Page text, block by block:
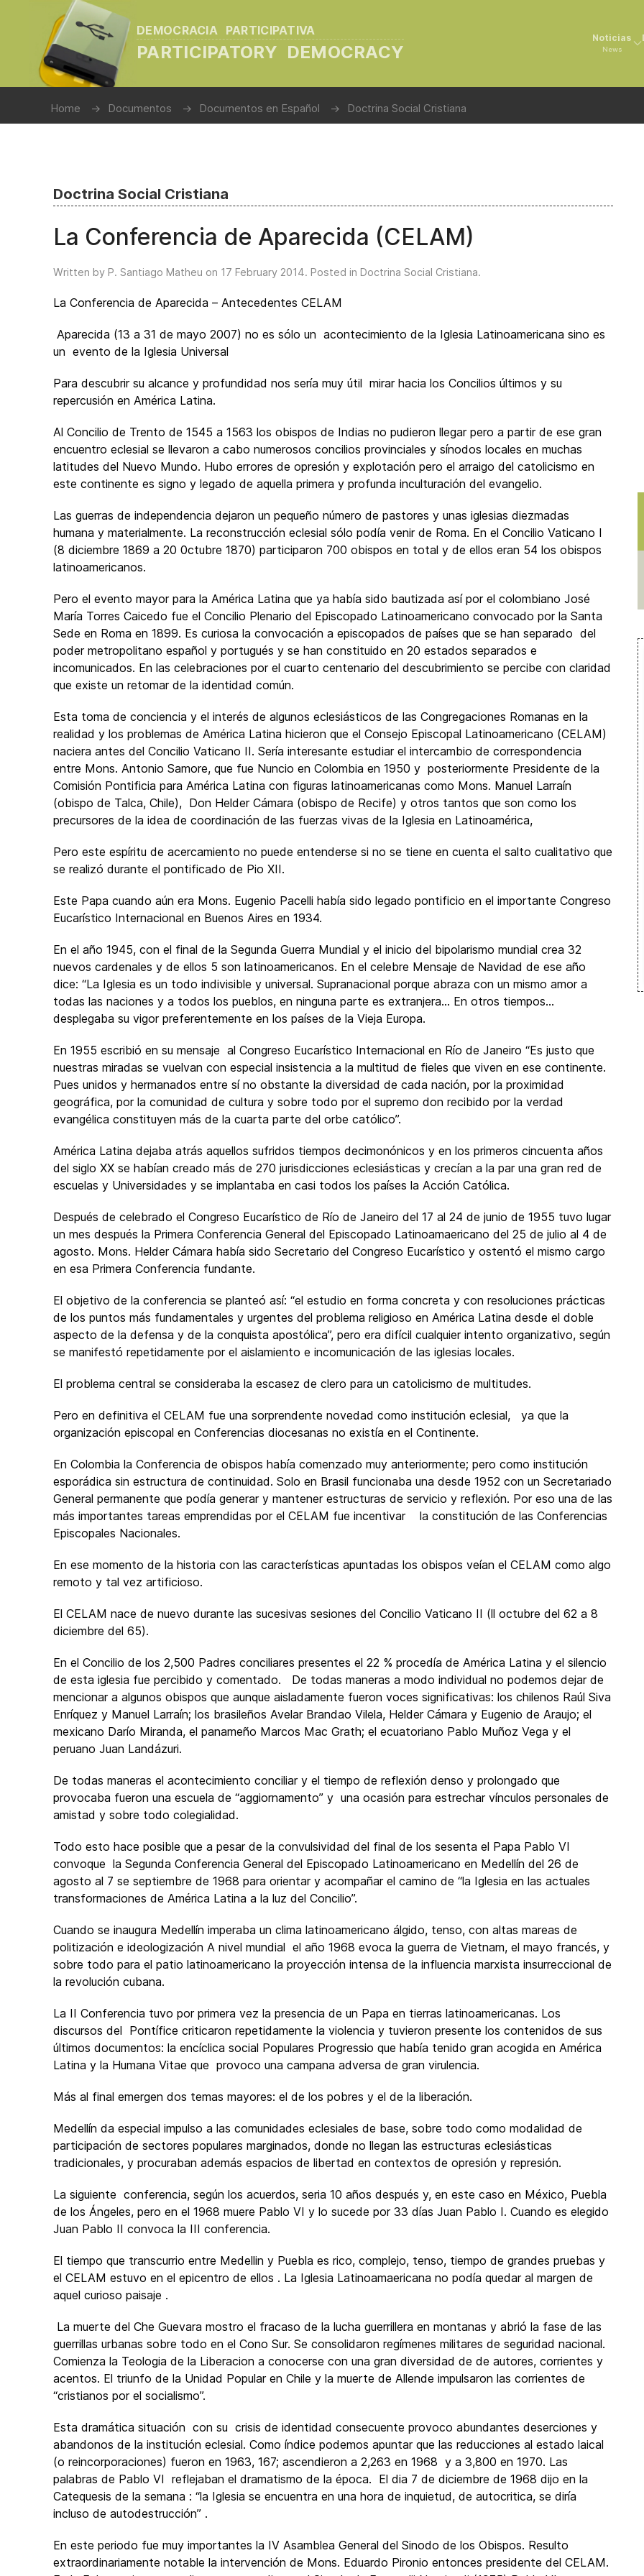
DEMOCRACIA PARTICIPATIVA
PARTICIPATORY DEMOCRACY
Noticias
News
Home Documentos Documentos en Español Doctrina Social Cristiana
Doctrina Social Cristiana
La Conferencia de Aparecida (CELAM)
Written by P. Santiago Matheu on 17 February 2014. Posted in Doctrina Social Cristiana.
La Conferencia de Aparecida – Antecedentes CELAM
Aparecida (13 a 31 de mayo 2007) no es sólo un acontecimiento de la Iglesia Latinoamericana sino es
un evento de la Iglesia Universal
Para descubrir su alcance y profundidad nos sería muy útil mirar hacia los Concilios últimos y su
repercusión en América Latina.
Al Concilio de Trento de 1545 a 1563 los obispos de Indias no pudieron llegar pero a partir de ese gran
encuentro eclesial se llevaron a cabo numerosos concilios provinciales y sínodos locales en muchas
latitudes del Nuevo Mundo. Hubo errores de opresión y explotación pero el arraigo del catolicismo en
este continente es signo y legado de aquella primera y profunda inculturación del evangelio.
Las guerras de independencia dejaron un pequeño número de pastores y unas iglesias diezmadas
humana y materialmente. La reconstrucción eclesial sólo podía venir de Roma. En el Concilio Vaticano I
(8 diciembre 1869 a 20 0ctubre 1870) participaron 700 obispos en total y de ellos eran 54 los obispos
latinoamericanos.
Pero el evento mayor para la América Latina que ya había sido bautizada así por el colombiano José
María Torres Caicedo fue el Concilio Plenario del Episcopado Latinoamericano convocado por la Santa
Sede en Roma en 1899. Es curiosa la convocación a episcopados de países que se han separado del
poder metropolitano español y portugués y se han constituido en 20 estados separados e
incomunicados. En las celebraciones por el cuarto centenario del descubrimiento se percibe con claridad
que existe un retomar de la identidad común.
Esta toma de conciencia y el interés de algunos eclesiásticos de las Congregaciones Romanas en la
realidad y los problemas de América Latina hicieron que el Consejo Episcopal Latinoamericano (CELAM)
naciera antes del Concilio Vaticano II. Sería interesante estudiar el intercambio de correspondencia
entre Mons. Antonio Samore, que fue Nuncio en Colombia en 1950 y posteriormente Presidente de la
Comisión Pontificia para América Latina con figuras latinoamericanas como Mons. Manuel Larraín
(obispo de Talca, Chile), Don Helder Cámara (obispo de Recife) y otros tantos que son como los
precursores de la idea de coordinación de las fuerzas vivas de la Iglesia en Latinoamérica,
Pero este espíritu de acercamiento no puede entenderse si no se tiene en cuenta el salto cualitativo que
se realizó durante el pontificado de Pio XII.
Este Papa cuando aún era Mons. Eugenio Pacelli había sido legado pontificio en el importante Congreso
Eucarístico Internacional en Buenos Aires en 1934.
En el año 1945, con el final de la Segunda Guerra Mundial y el inicio del bipolarismo mundial crea 32
nuevos cardenales y de ellos 5 son latinoamericanos. En el celebre Mensaje de Navidad de ese año
dice: “La Iglesia es un todo indivisible y universal. Supranacional porque abraza con un mismo amor a
todas las naciones y a todos los pueblos, en ninguna parte es extranjera… En otros tiempos…
desplegaba su vigor preferentemente en los países de la Vieja Europa.
En 1955 escribió en su mensaje al Congreso Eucarístico Internacional en Río de Janeiro “Es justo que
nuestras miradas se vuelvan con especial insistencia a la multitud de fieles que viven en ese continente.
Pues unidos y hermanados entre sí no obstante la diversidad de cada nación, por la proximidad
geográfica, por la comunidad de cultura y sobre todo por el supremo don recibido por la verdad
evangélica constituyen más de la cuarta parte del orbe católico”.
América Latina dejaba atrás aquellos sufridos tiempos decimonónicos y en los primeros cincuenta años
del siglo XX se habían creado más de 270 jurisdicciones eclesiásticas y crecían a la par una gran red de
escuelas y Universidades y se implantaba en casi todos los países la Acción Católica.
Después de celebrado el Congreso Eucarístico de Río de Janeiro del 17 al 24 de junio de 1955 tuvo lugar
un mes después la Primera Conferencia General del Episcopado Latinoamaericano del 25 de julio al 4 de
agosto. Mons. Helder Cámara había sido Secretario del Congreso Eucarístico y ostentó el mismo cargo
en esa Primera Conferencia fundante.
El objetivo de la conferencia se planteó así: “el estudio en forma concreta y con resoluciones prácticas
de los puntos más fundamentales y urgentes del problema religioso en América Latina desde el doble
aspecto de la defensa y de la conquista apostólica”, pero era difícil cualquier intento organizativo, según
se manifestó repetidamente por el aislamiento e incomunicación de las iglesias locales.
El problema central se consideraba la escasez de clero para un catolicismo de multitudes.
Pero en definitiva el CELAM fue una sorprendente novedad como institución eclesial, ya que la
organización episcopal en Conferencias diocesanas no existía en el Continente.
En Colombia la Conferencia de obispos había comenzado muy anteriormente; pero como institución
esporádica sin estructura de continuidad. Solo en Brasil funcionaba una desde 1952 con un Secretariado
General permanente que podía generar y mantener estructuras de servicio y reflexión. Por eso una de las
más importantes tareas emprendidas por el CELAM fue incentivar la constitución de las Conferencias
Episcopales Nacionales.
En ese momento de la historia con las características apuntadas los obispos veían el CELAM como algo
remoto y tal vez artificioso.
El CELAM nace de nuevo durante las sucesivas sesiones del Concilio Vaticano II (ll octubre del 62 a 8
diciembre del 65).
En el Concilio de los 2,500 Padres conciliares presentes el 22 % procedía de América Latina y el silencio
de esta iglesia fue percibido y comentado. De todas maneras a modo individual no podemos dejar de
mencionar a algunos obispos que aunque aisladamente fueron voces significativas: los chilenos Raúl Siva
Enríquez y Manuel Larraín; los brasileños Avelar Brandao Vilela, Helder Cámara y Eugenio de Araujo; el
mexicano Darío Miranda, el panameño Marcos Mac Grath; el ecuatoriano Pablo Muñoz Vega y el
peruano Juan Landázuri.
De todas maneras el acontecimiento conciliar y el tiempo de reflexión denso y prolongado que
provocaba fueron una escuela de “aggiornamento” y una ocasión para estrechar vínculos personales de
amistad y sobre todo colegialidad.
Todo esto hace posible que a pesar de la convulsividad del final de los sesenta el Papa Pablo VI
convoque la Segunda Conferencia General del Episcopado Latinoamericano en Medellín del 26 de
agosto al 7 se septiembre de 1968 para orientar y acompañar el camino de “la Iglesia en las actuales
transformaciones de América Latina a la luz del Concilio”.
Cuando se inaugura Medellín imperaba un clima latinoamericano álgido, tenso, con altas mareas de
politización e ideologización A nivel mundial el año 1968 evoca la guerra de Vietnam, el mayo francés, y
sobre todo para el patio latinoamericano la proyección intensa de la influencia marxista insurreccional de
la revolución cubana.
La II Conferencia tuvo por primera vez la presencia de un Papa en tierras latinoamericanas. Los
discursos del Pontífice criticaron repetidamente la violencia y tuvieron presente los contenidos de sus
últimos documentos: la encíclica social Populares Progressio que había tenido gran acogida en América
Latina y la Humana Vitae que provoco una campana adversa de gran virulencia.
Más al final emergen dos temas mayores: el de los pobres y el de la liberación.
Medellín da especial impulso a las comunidades eclesiales de base, sobre todo como modalidad de
participación de sectores populares marginados, donde no llegan las estructuras eclesiásticas
tradicionales, y procuraban además espacios de libertad en contextos de opresión y represión.
La siguiente conferencia, según los acuerdos, seria 10 años después y, en este caso en México, Puebla
de los Ángeles, pero en el 1968 muere Pablo VI y lo sucede por 33 días Juan Pablo I. Cuando es elegido
Juan Pablo II convoca la III conferencia.
El tiempo que transcurrio entre Medellin y Puebla es rico, complejo, tenso, tiempo de grandes pruebas y
el CELAM estuvo en el epicentro de ellos . La Iglesia Latinoamaericana no podía quedar al margen de
aquel curioso paisaje .
La muerte del Che Guevara mostro el fracaso de la lucha guerrillera en montanas y abrió la fase de las
guerrillas urbanas sobre todo en el Cono Sur. Se consolidaron regímenes militares de seguridad nacional.
Comienza la Teologia de la Liberacion a conocerse con una gran diversidad de de autores, corrientes y
acentos. El triunfo de la Unidad Popular en Chile y la muerte de Allende impulsaron las corrientes de
“cristianos por el socialismo”.
Esta dramática situación con su crisis de identidad consecuente provoco abundantes deserciones y
abandonos de la institución eclesial. Como índice podemos apuntar que las reducciones al estado laical
(o reincorporaciones) fueron en 1963, 167; ascendieron a 2,263 en 1968 y a 3,800 en 1970. Las
palabras de Pablo VI reflejaban el dramatismo de la época. El dia 7 de diciembre de 1968 dijo en la
Catequesis de la semana : “la Iglesia se encuentra en una hora de inquietud, de autocritica, se diría
incluso de autodestrucción” .
En este periodo fue muy importantes la IV Asamblea General del Sinodo de los Obispos. Resulto
extraordinariamente notable la intervención de Mons. Eduardo Pironio entonces presidente del CELAM.